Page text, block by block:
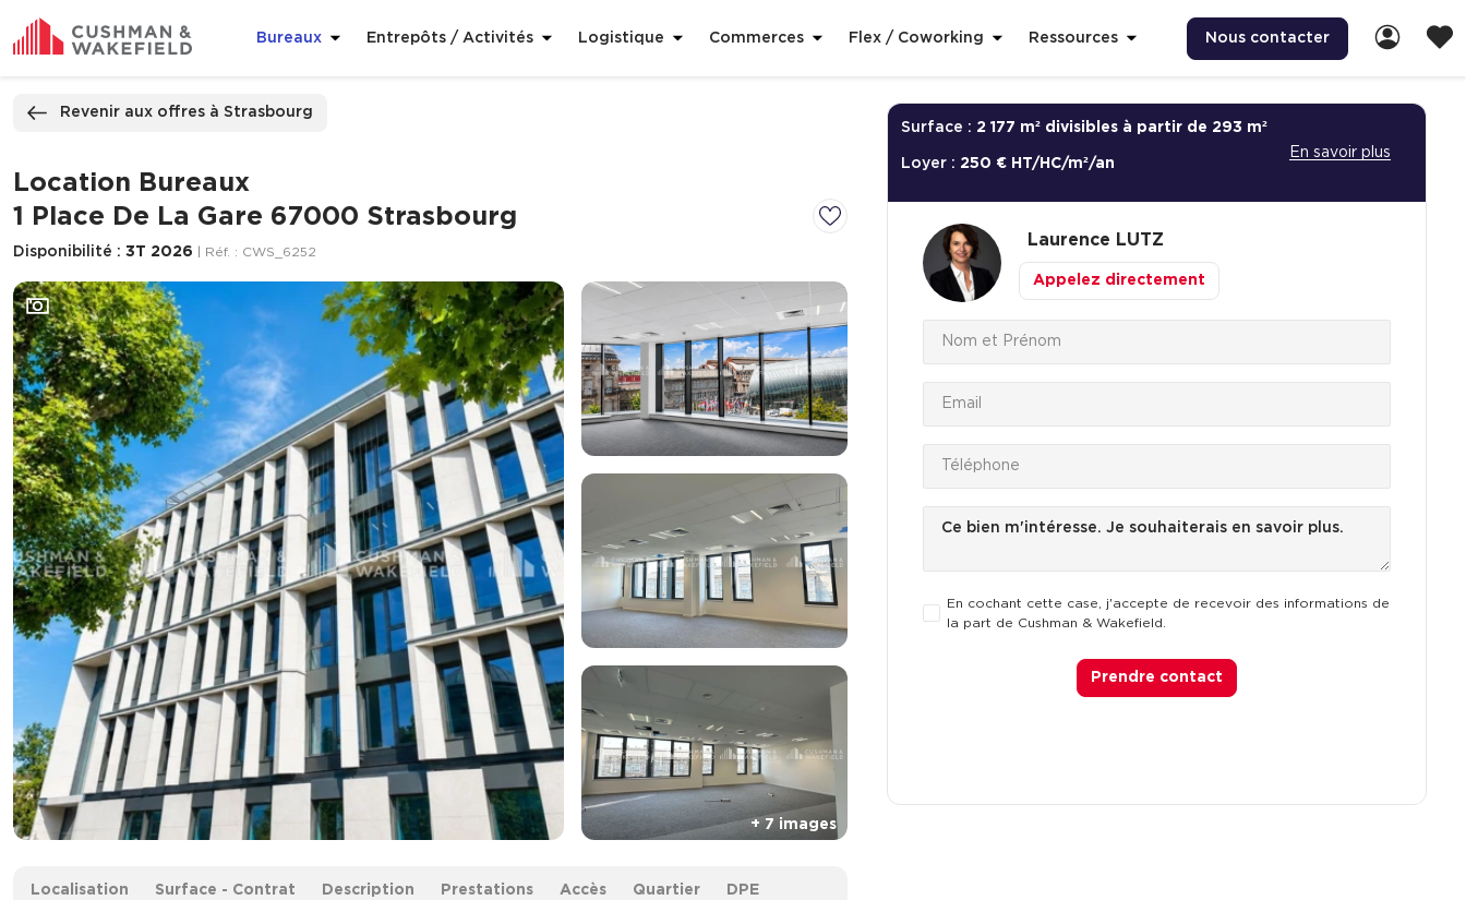
Bureaux Entrepôts / Activités Logistique Commerces Flex / Coworking Ressources Nous contacter
Revenir aux offres à Strasbourg
Location Bureaux
1 Place De La Gare 67000 Strasbourg
Disponibilité : 3T 2026 | Réf. : CWS_6252
Localisation Surface - Contrat Description Prestations Accès Quartier DPE
Surface : 2 177 m² divisibles à partir de 293 m²
Loyer : 250 € HT/HC/m²/an
En savoir plus
Laurence LUTZ
Appelez directement
En cochant cette case, j'accepte de recevoir des informations de
la part de Cushman & Wakefield.
Prendre contact